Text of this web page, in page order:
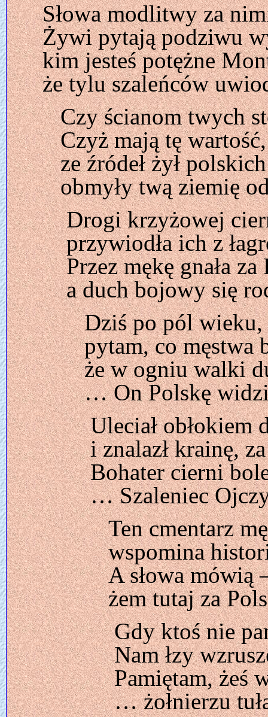
Słowa modlitwy za
Żywi pytają podziwu
kim jesteś potężne
że tylu szaleńców
Czy ścianom twych
Czyż mają tę
ze źródeł żył
obmyły twą ziemię
Drogi krzyżowej
przywiodła ich z
Przez mękę gnała
a duch bojowy się
Dziś po pól wieku,
pytam, co męstwa
że w ogniu walki
… On Polskę
Uleciał
i znalazł krainę,
Bohater cierni
… Szaleniec
Ten cmentarz
wspomina
A słowa mówią
żem tutaj za
Gdy ktoś nie
Nam łzy
Pamiętam, żeś
… żołnierzu